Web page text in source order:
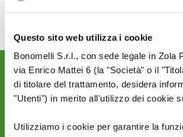
Questo sito web utilizza i cookie
Bonomelli S.r.l., con sede legale in Zola
via Enrico Mattei 6 (la "Società" o il
di titolare del trattamento, desidera
"Utenti") in merito all'utilizzo dei cookie
Utilizziamo i cookie per garantire la
Rimani aggiornato sulle
novità del mondo Cuore: